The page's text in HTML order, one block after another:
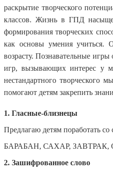
раскрытие творческого
классов. Жизнь в ГПД
формирования творческих
как основы умения учиться.
возрасту. Познавательные игры
игр, вызывающих интерес у
нестандартного творческого
помогают детям закрепить
1. Гласные-близнецы
Предлагаю детям поработать
БАРАБАН, САХАР,
2. Зашифрованное слово